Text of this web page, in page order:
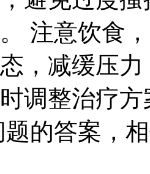
注意饮食
，减缓压
调整治疗
的答案，